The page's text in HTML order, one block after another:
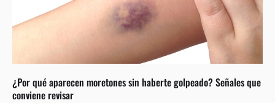
¿Por qué aparecen moretones sin haberte golpeado? Señales que
conviene revisar